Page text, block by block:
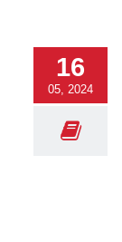
16
05, 2024